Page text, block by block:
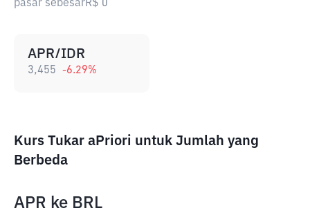
pasar sebesarR$ 0
APR/IDR
3,455 -6.29%
Kurs Tukar aPriori untuk Jumlah yang
Berbeda
APR ke BRL